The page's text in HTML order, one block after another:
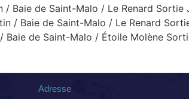
Baie de Saint-Malo / Le Renard Sortie
/ Baie de Saint-Malo / Le Renard
de Saint-Malo / Étoile Molène
Adresse